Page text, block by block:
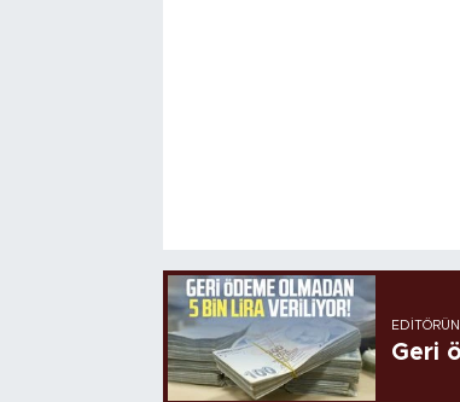
EDITÖRÜN
Geri